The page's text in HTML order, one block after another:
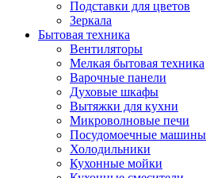
Подставки для цветов
Зеркала
Бытовая техника
Вентиляторы
Мелкая бытовая техника
Варочные панели
Духовые шкафы
Вытяжки для кухни
Микроволновые печи
Посудомоечные машины
Холодильники
Кухонные мойки